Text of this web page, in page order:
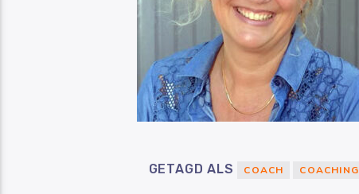
GETAGD ALS COACH COACHING